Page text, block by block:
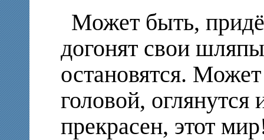
Может быть,
догонят свои
остановятся.
головой,
прекрасен, этот